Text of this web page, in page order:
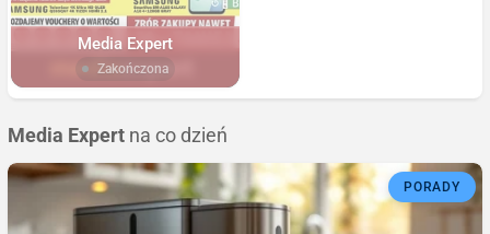
Media Expert
Zakończona
Media Expert na co dzień
PORADY